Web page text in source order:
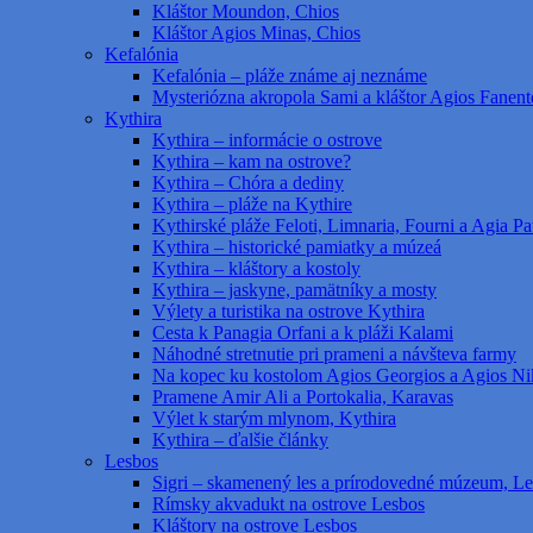
Kláštor Moundon, Chios
Kláštor Agios Minas, Chios
Kefalónia
Kefalónia – pláže známe aj neznáme
Mysteriózna akropola Sami a kláštor Agios
Kythira
Kythira – informácie o ostrove
Kythira – kam na ostrove?
Kythira – Chóra a dediny
Kythira – pláže na Kythire
Kythirské pláže Feloti, Limnaria, Fourni a Agia
Kythira – historické pamiatky a múzeá
Kythira – kláštory a kostoly
Kythira – jaskyne, pamätníky a mosty
Výlety a turistika na ostrove Kythira
Cesta k Panagia Orfani a k pláži Kalami
Náhodné stretnutie pri prameni a návšteva farmy
Na kopec ku kostolom Agios Georgios a Agios
Pramene Amir Ali a Portokalia, Karavas
Výlet k starým mlynom, Kythira
Kythira – ďalšie články
Lesbos
Sigri – skamenený les a prírodovedné múzeum,
Rímsky akvadukt na ostrove Lesbos
Kláštory na ostrove Lesbos